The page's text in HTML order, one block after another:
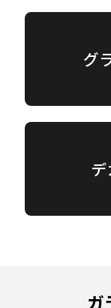
グ
ガ